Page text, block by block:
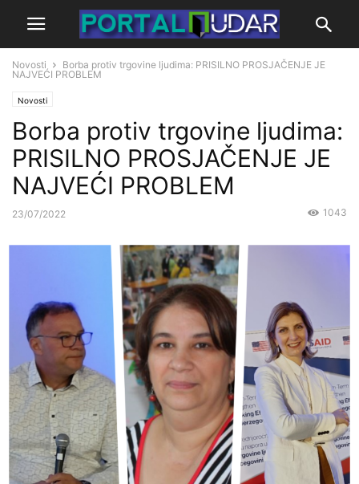
Novosti
Borba protiv trgovine ljudima: PRISILNO PROSJAČENJE JE
NAJVEĆI PROBLEM
Novosti
Borba protiv trgovine ljudima:
PRISILNO PROSJAČENJE JE
NAJVEĆI PROBLEM
23/07/2022 1043